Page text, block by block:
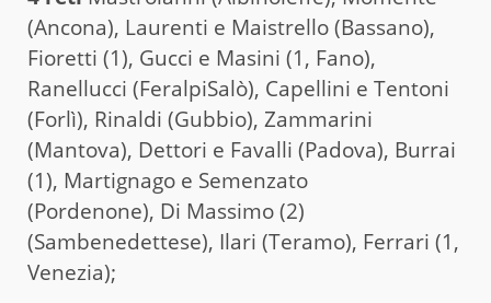
(Ancona), Laurenti e Maistrello (Bassano),
Fioretti (1), Gucci e Masini (1, Fano),
Ranellucci (FeralpiSalò), Capellini e Tentoni
(Forlì), Rinaldi (Gubbio), Zammarini
(Mantova), Dettori e Favalli (Padova), Burrai
(1), Martignago e Semenzato
(Pordenone), Di Massimo (2)
(Sambenedettese), Ilari (Teramo), Ferrari (1,
Venezia);